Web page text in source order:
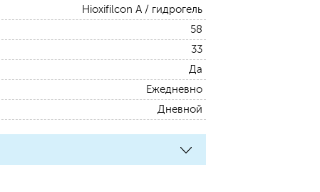
Hioxifilcon А / гидрогель
58
33
Да
Ежедневно
Дневной